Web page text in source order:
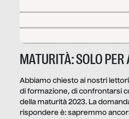
MATURITÀ: SOLO PER
Abbiamo chiesto ai nostri
di formazione, di confrontarsi
della maturità 2023. La
rispondere è: sapremmo